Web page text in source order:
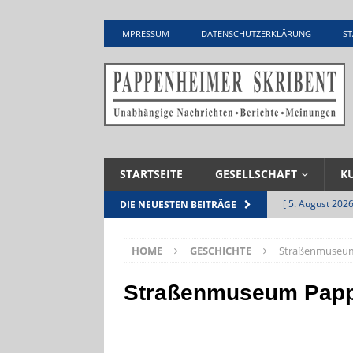
IMPRESSUM DATENSCHUTZERKLÄRUNG
STARTSEITE GESELLSCHAFT
DIE NEUESTEN BEITRÄGE [ 5. August
[ 4. August
HOME GESCHICHTE
Straßenmuseum